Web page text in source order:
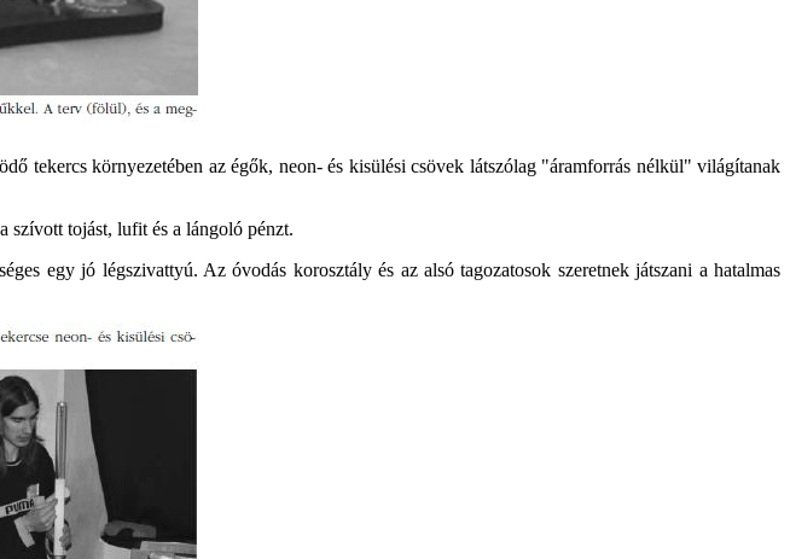
tekercs környezetében az égők, neon- és kisülési csövek látszólag "áramforrás nélkül" világítanak
szívott tojást, lufit és a lángoló pénzt.
egy jó légszivattyú. Az óvodás korosztály és az alsó tagozatosok szeretnek játszani a hatalmas